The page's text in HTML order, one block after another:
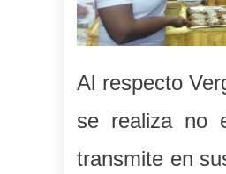
Al respecto
se realiza no
transmite en